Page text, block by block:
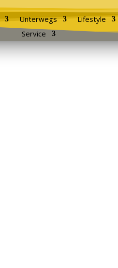
Unterwegs Lifestyle
Service